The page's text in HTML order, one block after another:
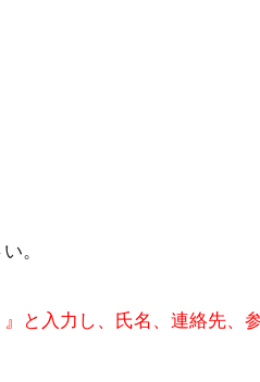
。
』と入力し、氏名、連絡先